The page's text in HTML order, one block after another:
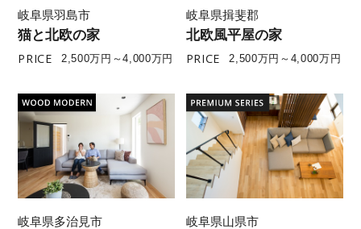
岐阜県羽島市
猫と北欧の家
PRICE
2,500万円～4,000万円
岐阜県揖斐郡
北欧風平屋の家
PRICE
2,500万円～4,000万円
岐阜県多治見市 岐阜県山県市